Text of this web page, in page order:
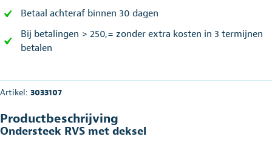
Betaal achteraf binnen 30 dagen
Bij betalingen > 250,= zonder extra kosten in 3 termijnen
betalen
Artikel: 3033107
Productbeschrijving
Ondersteek RVS met deksel